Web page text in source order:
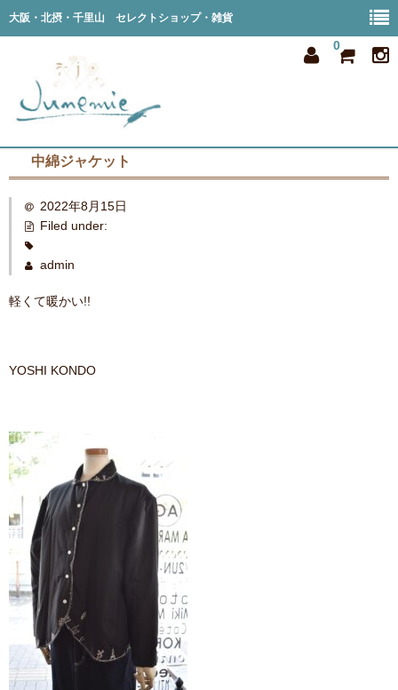
大阪・北摂・千里山 セレクトショップ・雑貨
0
all item
member
contact
中綿ジャケット
2022年8月15日
Filed under:
admin
軽くて暖かい!!
YOSHI KONDO